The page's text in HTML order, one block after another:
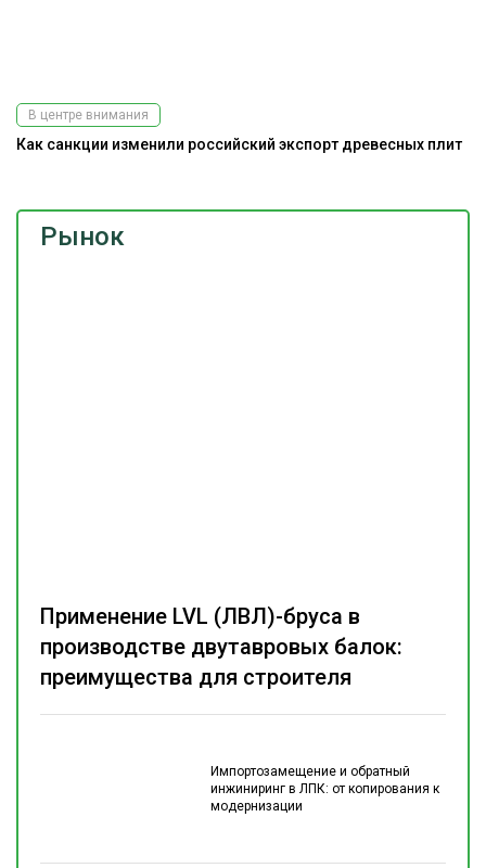
Рынок
Импортозамещение и обратный
инжиниринг в ЛПК: от копирования к
модернизации
Применение LVL (ЛВЛ)-бруса в
производстве двутавровых балок:
преимущества для строителя
В центре внимания
Как санкции изменили российский экспорт древесных плит